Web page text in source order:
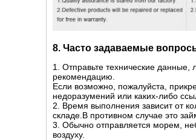
8. Часто задаваемые
1. Отправьте технические
рекомендацию.
Если возможно, пожалуйста,
недоразумений или каких-либо
2. Время выполнения зависит от
складе.В противном случае это
3. Обычно отправляется морем,
воздуху.